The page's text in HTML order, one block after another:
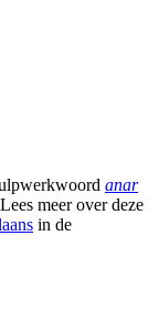
anar
meer over deze
in de